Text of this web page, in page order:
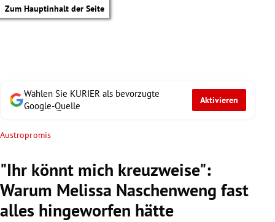
Zum Hauptinhalt der Seite
Wählen Sie KURIER als bevorzugte
Google-Quelle
Aktivieren
Austropromis
"Ihr könnt mich kreuzweise":
Warum Melissa Naschenweng fast
alles hingeworfen hätte